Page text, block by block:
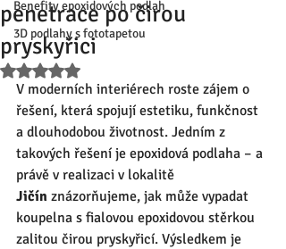
Benefity epoxidových podlah
3D podlahy s fototapetou
penetrace po čirou
pryskyřici
Hodnoceno NaN z 5 hvězdiček.
V moderních interiérech roste zájem o
řešení, která spojují estetiku, funkčnost
a dlouhodobou životnost. Jedním z
takových řešení je epoxidová podlaha – a
právě v realizaci v lokalitě
Jičín znázorňujeme, jak může vypadat
koupelna s fialovou epoxidovou stěrkou
zalitou čirou pryskyřicí. Výsledkem je